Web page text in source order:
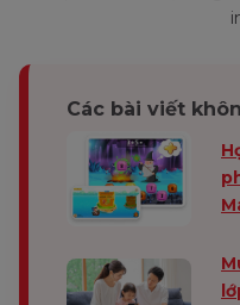
Các bài viết